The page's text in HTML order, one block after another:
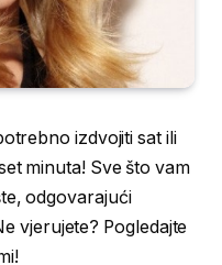
izdvojiti sat ili
minuta! Sve što vam
odgovarajući
vjerujete? Pogledajte